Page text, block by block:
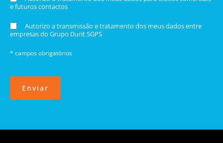
e futuros contactos
Autorizo a transmissão e tratamento dos meus dados entre
empresas do Grupo Durit SGPS
* campos obrigatórios
Enviar